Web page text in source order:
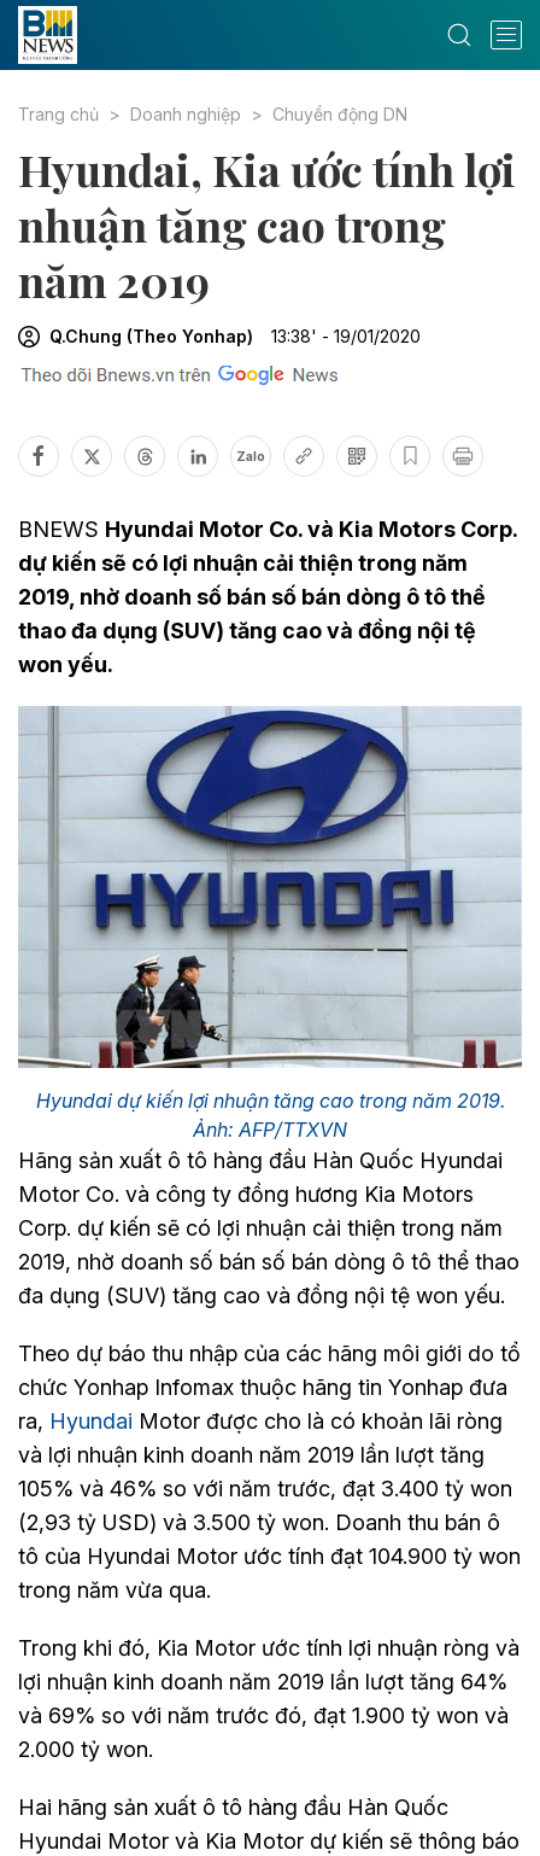
Trang chủ Doanh nghiệp Chuyển động DN
Hyundai, Kia ước tính lợi
nhuận tăng cao trong
năm 2019
Q.Chung (Theo Yonhap) 13:38' - 19/01/2020
Zalo
BNEWS Hyundai Motor Co. và Kia Motors Corp.
dự kiến sẽ có lợi nhuận cải thiện trong năm
2019, nhờ doanh số bán số bán dòng ô tô thể
thao đa dụng (SUV) tăng cao và đồng nội tệ
won yếu.
Hyundai dự kiến lợi nhuận tăng cao trong năm 2019.
Ảnh: AFP/TTXVN
Hãng sản xuất ô tô hàng đầu Hàn Quốc Hyundai
Motor Co. và công ty đồng hương Kia Motors
Corp. dự kiến sẽ có lợi nhuận cải thiện trong năm
2019, nhờ doanh số bán số bán dòng ô tô thể thao
đa dụng (SUV) tăng cao và đồng nội tệ won yếu.
Theo dự báo thu nhập của các hãng môi giới do tổ
chức Yonhap Infomax thuộc hãng tin Yonhap đưa
ra, Hyundai Motor được cho là có khoản lãi ròng
và lợi nhuận kinh doanh năm 2019 lần lượt tăng
105% và 46% so với năm trước, đạt 3.400 tỷ won
(2,93 tỷ USD) và 3.500 tỷ won. Doanh thu bán ô
tô của Hyundai Motor ước tính đạt 104.900 tỷ won
trong năm vừa qua.
Trong khi đó, Kia Motor ước tính lợi nhuận ròng và
lợi nhuận kinh doanh năm 2019 lần lượt tăng 64%
và 69% so với năm trước đó, đạt 1.900 tỷ won và
2.000 tỷ won.
Hai hãng sản xuất ô tô hàng đầu Hàn Quốc
Hyundai Motor và Kia Motor dự kiến sẽ thông báo